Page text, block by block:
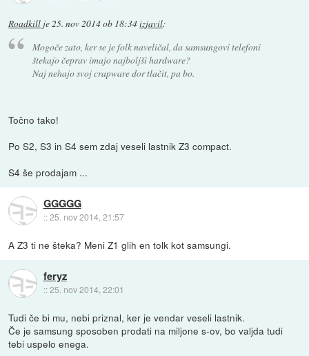
Roadkill je25. nov 2014 ob 18:34izjavil:
Mogoče zato, ker se je folk naveličal, da samsungovi telefoni
štekajo čeprav imajo najboljši hardware?
Naj nehajo svoj crapware dor tlačit, pa bo.
Točno tako!
Po S2, S3 in S4 sem zdaj veseli lastnik Z3 compact.
S4 še prodajam ...
GGGGG
::25. nov 2014, 21:57
A Z3 ti ne šteka? Meni Z1 glih en tolk kot samsungi.
feryz
::25. nov 2014, 22:01
Tudi če bi mu, nebi priznal, ker je vendar veseli lastnik.
Če je samsung sposoben prodati na miljone s-ov, bo valjda tudi
tebi uspelo enega.